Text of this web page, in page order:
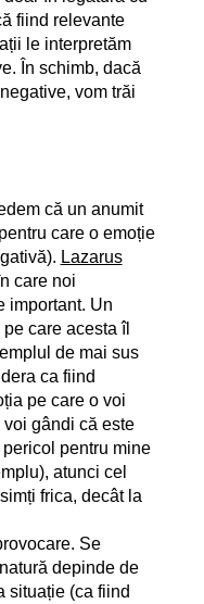
fiind relevante
le interpretăm
În schimb, dacă
vom trăi
că un anumit
care o emoție
Lazarus
care noi
important. Un
care acesta îl
de mai sus
ca fiind
pe care o voi
gândi că este
pentru mine
atunci cel
frica, decât la
Se
depinde de
situație (ca fiind